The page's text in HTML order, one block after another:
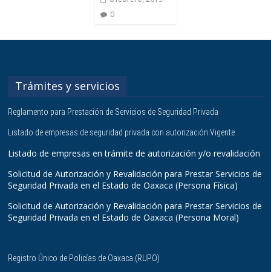
0
Trámites y servicios
Reglamento para Prestación de Servicios de Seguridad Privada
Listado de empresas de seguridad privada con autorización Vigente
Listado de empresas en trámite de autorización y/o revalidación
Solicitud de Autorización y Revalidación para Prestar Servicios de
Seguridad Privada en el Estado de Oaxaca (Persona Física)
Solicitud de Autorización y Revalidación para Prestar Servicios de
Seguridad Privada en el Estado de Oaxaca (Persona Moral)
Registro Único de Policías de Oaxaca (RUPO)